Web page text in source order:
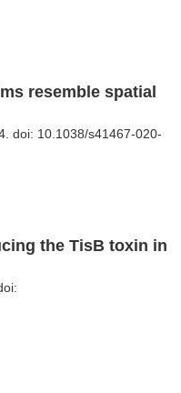
resemble spatial
doi: 10.1038/s41467-020-
the TisB toxin in